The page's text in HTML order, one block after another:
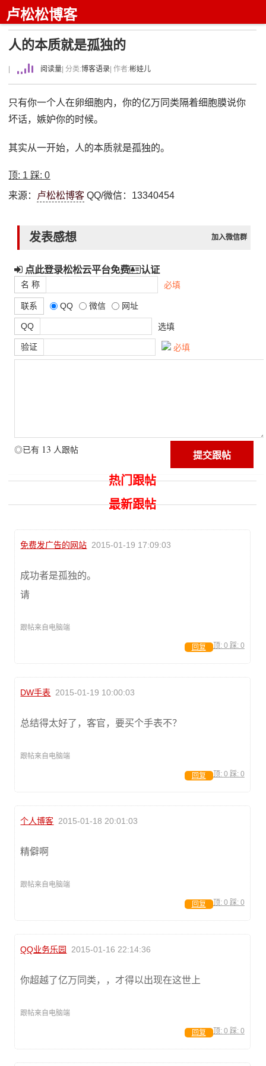
卢松松博客
人的本质就是孤独的
阅读量 | 分类:博客语录 | 作者:彬娃儿
只有你一个人在卵细胞内，你的亿万同类隔着细胞膜说你
坏话，嫉妒你的时候。
其实从一开始，人的本质就是孤独的。
顶: 1 踩:0
来源： 卢松松博客 QQ/微信：13340454
发表感想 加入微信群
点此登录松松云平台免费 认证
名 称 必填
联系 QQ 微信 网址
QQ 选填
验证 必填
◎已有 13 人跟帖
热门跟帖
最新跟帖
免费发广告的网站 2015-01-19 17:09:03
成功者是孤独的。
请
跟帖来自电脑端
顶: 0 踩: 0
回复
DW手表 2015-01-19 10:00:03
总结得太好了，客官，要买个手表不？
跟帖来自电脑端
顶: 0 踩: 0
回复
个人博客 2015-01-18 20:01:03
精僻啊
跟帖来自电脑端
顶: 0 踩: 0
回复
QQ业务乐园 2015-01-16 22:14:36
你超越了亿万同类，，才得以出现在这世上
跟帖来自电脑端
顶: 0 踩: 0
回复